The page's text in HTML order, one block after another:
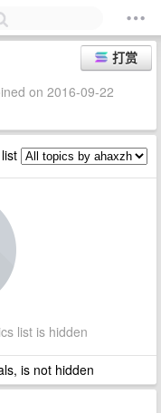
打赏
on 2016-09-22
list is hidden
is not hidden